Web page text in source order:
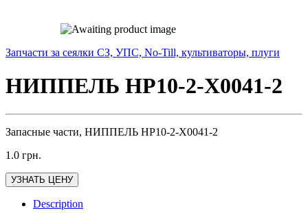
Запчасти за сеялки СЗ, УПС, No-Till, культиваторы, плуги
НИППЕЛЬ HP10-2-X0041-2
Запасные части, НИППЕЛЬ HP10-2-X0041-2
1.0 грн.
УЗНАТЬ ЦЕНУ
Description